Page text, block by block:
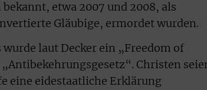
etwa 2007 und 2008, als
Gläubige, ermordet wurden.
laut Decker ein „Freedom of
Christen
eine eidestaatliche Erklärung